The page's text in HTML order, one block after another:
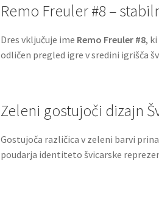
Remo Freuler #8 –
Dres vključuje ime Remo Freuler #8,
odličen pregled igre v sredini igrišča
Zeleni gostujoči dizajn
Gostujoča različica v zeleni barvi
poudarja identiteto švicarske